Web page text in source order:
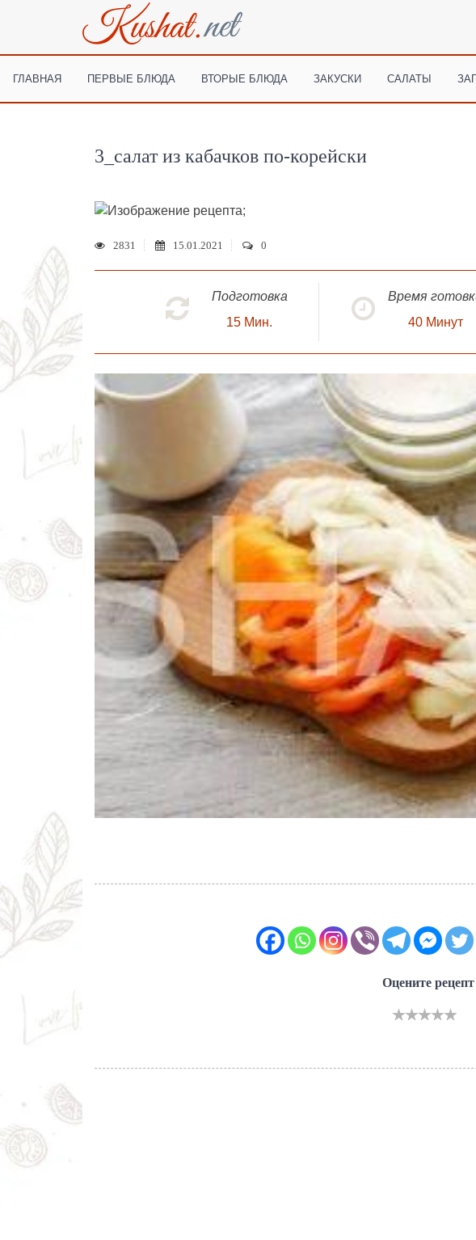
ГЛАВНАЯ ПЕРВЫЕ БЛЮДА ВТОРЫЕ БЛЮДА ЗАКУСКИ САЛАТЫ
3_салат из кабачков по-корейски
;
2831 15.01.2021 0
Подготовка
15 Мин.
Время
40 Минут
Оцените рецепт